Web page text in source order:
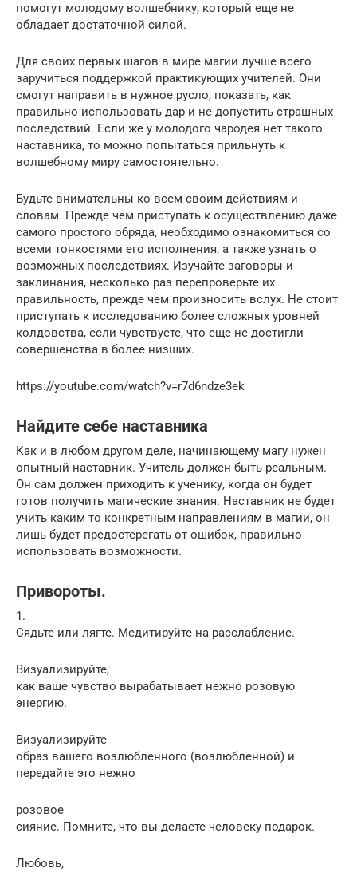
помогут молодому волшебнику, который еще не
обладает достаточной силой.
Для своих первых шагов в мире магии лучше всего
заручиться поддержкой практикующих учителей. Они
смогут направить в нужное русло, показать, как
правильно использовать дар и не допустить страшных
последствий. Если же у молодого чародея нет такого
наставника, то можно попытаться прильнуть к
волшебному миру самостоятельно.
Будьте внимательны ко всем своим действиям и
словам. Прежде чем приступать к осуществлению даже
самого простого обряда, необходимо ознакомиться со
всеми тонкостями его исполнения, а также узнать о
возможных последствиях. Изучайте заговоры и
заклинания, несколько раз перепроверьте их
правильность, прежде чем произносить вслух. Не стоит
приступать к исследованию более сложных уровней
колдовства, если чувствуете, что еще не достигли
совершенства в более низших.
https://youtube.com/watch?v=r7d6ndze3ek
Найдите себе наставника
Как и в любом другом деле, начинающему магу нужен
опытный наставник. Учитель должен быть реальным.
Он сам должен приходить к ученику, когда он будет
готов получить магические знания. Наставник не будет
учить каким то конкретным направлениям в магии, он
лишь будет предостерегать от ошибок, правильно
использовать возможности.
Привороты.
1.
Сядьте или лягте. Медитируйте на расслабление.
Визуализируйте,
как ваше чувство вырабатывает нежно розовую
энергию.
Визуализируйте
образ вашего возлюбленного (возлюбленной) и
передайте это нежно
розовое
сияние. Помните, что вы делаете человеку подарок.
Любовь,